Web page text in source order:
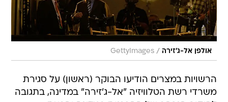
אולפן אל-ג'זירה /
GettyImages
הרשויות במצרים הודיעו הבוקר (ראשון) על סגירת
משרדי רשת הטלוויזיה "אל-ג'זירה" במדינה, בתגובה